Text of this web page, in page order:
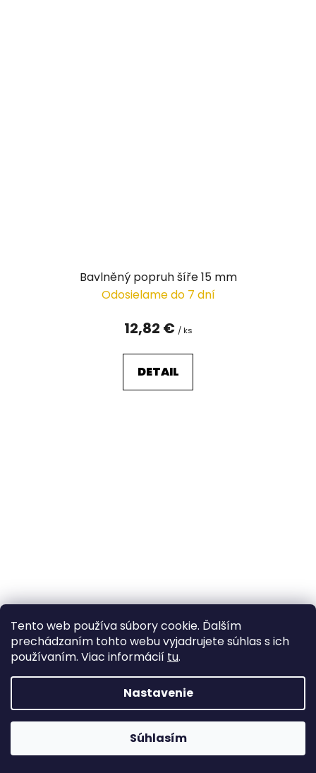
Tento web používa súbory cookie. Ďalším
prechádzaním tohto webu vyjadrujete súhlas s ich
používaním. Viac informácií tu.
Nastavenie
Súhlasím
Bavlněný popruh šíře 15 mm
Odosielame do 7 dní
12,82 € / ks
DETAIL
Bavlněný oboustranný popruh šíře 38 mm
Vypredané
1,12 €/ m